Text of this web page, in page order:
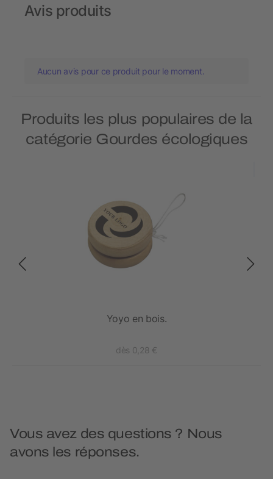
Avis produits
Aucun avis pour ce produit pour le moment.
Produits les plus populaires de la
catégorie Gourdes écologiques
Yoyo en bois.
dès 0,28 €
Vous avez des questions ? Nous
avons les réponses.